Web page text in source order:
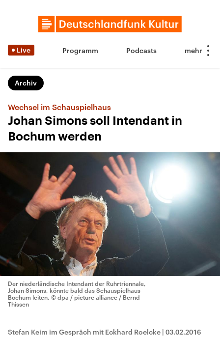
Live Programm Podcasts
Archiv
Wechsel im Schauspielhaus
Johan Simons soll Intendant in
Bochum werden
Der niederländische Intendant der Ruhrtriennale,
Johan Simons, könnte bald das Schauspielhaus
Bochum leiten. © dpa / picture alliance / Bernd
Thissen
Stefan Keim im Gespräch mit Eckhard Roelcke | 03.02.2016